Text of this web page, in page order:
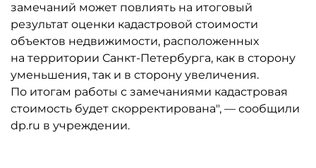
замечаний может повлиять на итоговый
результат оценки кадастровой стоимости
объектов недвижимости, расположенных
на территории Санкт-Петербурга, как в сторону
уменьшения, так и в сторону увеличения.
По итогам работы с замечаниями кадастровая
стоимость будет скорректирована", — сообщили
dp.ru в учреждении.